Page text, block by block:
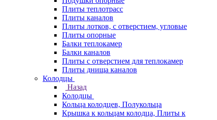
Плиты теплотрасс
Плиты каналов
Плиты лотков, с отверстием, угловые
Плиты опорные
Балки теплокамер
Балки каналов
Плиты с отверстием для теплокамер
Плиты днища каналов
Колодцы
Назад
Колодцы
Кольца колодцев, Полукольца
Крышка к кольцам колодца, Плиты к